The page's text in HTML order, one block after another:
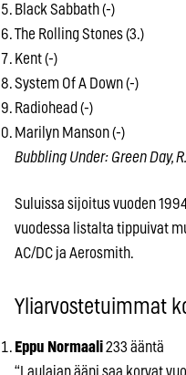
Black Sabbath (-)
The Rolling Stones (3.)
Kent (-)
System Of A Down (-)
Radiohead (-)
Marilyn Manson (-)
Bubbling Under: Green Day,
Suluissa sijoitus vuoden
vuodessa listalta tippuivat
AC/DC ja Aerosmith.
Yliarvostetuimmat
Eppu Normaali233 ääntä
“Laulajan ääni saa korvat